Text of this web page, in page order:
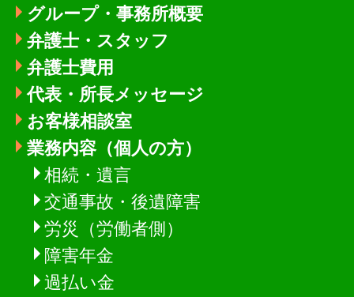
グループ・事務所概要
弁護士・スタッフ
弁護士費用
代表・所長メッセージ
お客様相談室
業務内容（個人の方）
相続・遺言
交通事故・後遺障害
労災（労働者側）
障害年金
過払い金